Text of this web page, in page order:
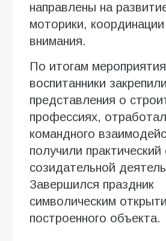
направлены на
моторики,
внимания.
По итогам мероприятия
воспитанники закрепили
представления о
профессиях,
командного
получили
созидательной
Завершился праздник
символическим
построенного объекта.